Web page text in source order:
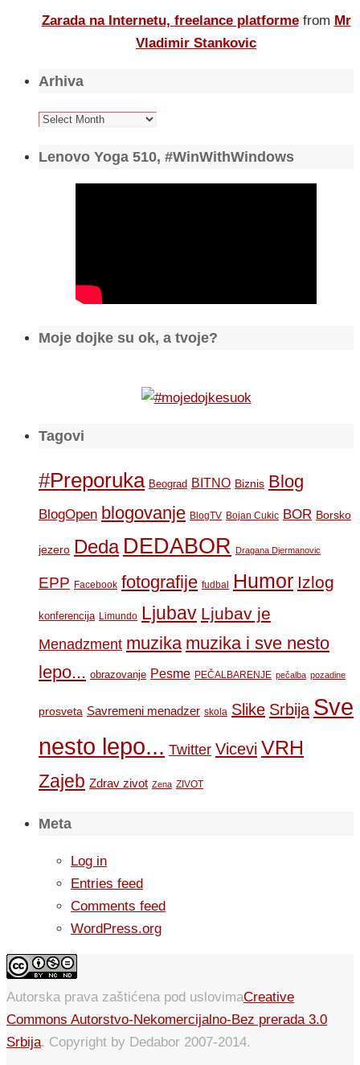
Zarada na Internetu, freelance platforme from Mr
Vladimir Stankovic
Arhiva
Arhiva
Lenovo Yoga 510, #WinWithWindows
Moje dojke su ok, a tvoje?
Tagovi
#Preporuka Beograd BITNO Biznis Blog
BlogOpen blogovanje BlogTV Bojan Cukic BOR Borsko
jezero Deda DEDABOR Dragana Djermanovic
EPP Facebook fotografije fudbal Humor Izlog
konferencija Limundo Ljubav Ljubav je
Menadzment muzika muzika i sve nesto
lepo... obrazovanje Pesme PEČALBARENJE pečalba pozadine
prosveta Savremeni menadzer skola Slike Srbija Sve
nesto lepo... Twitter Vicevi VRH
Zajeb Zdrav zivot Zena ZIVOT
Meta
Log in
Entries feed
Comments feed
WordPress.org
Autorska prava zaštićena pod uslovimaCreative
Commons Autorstvo-Nekomercijalno-Bez prerada 3.0
Srbija. Copyright by Dedabor 2007-2014.